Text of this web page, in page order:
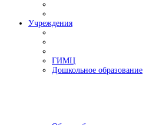
Учреждения
ГИМЦ
Дошкольное образование